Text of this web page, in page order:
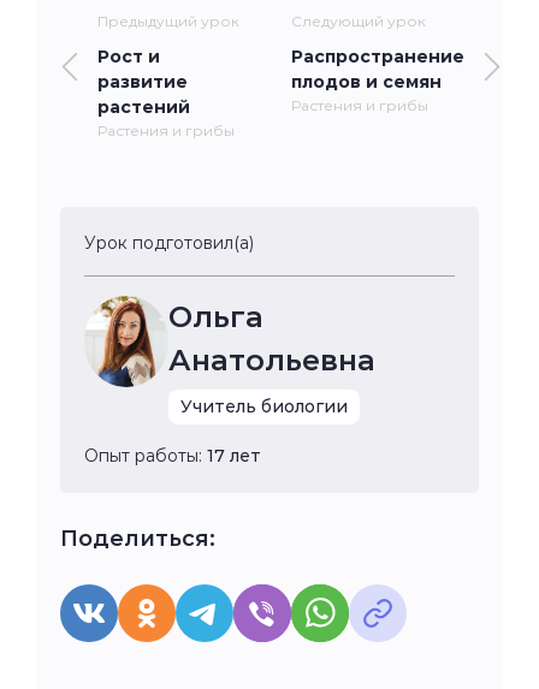
Предыдущий урок
Рост и
развитие
растений
Растения и грибы
Следующий урок
Распространение
плодов и семян
Растения и грибы
Урок подготовил(а)
Ольга
Анатольевна
Учитель биологии
Опыт работы: 17 лет
Поделиться: